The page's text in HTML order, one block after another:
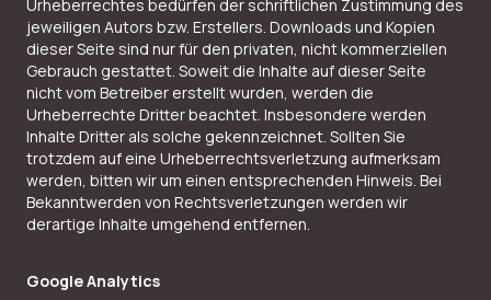
Urheberrechtes bedürfen der schriftlichen Zustimmung des
jeweiligen Autors bzw. Erstellers. Downloads und Kopien
dieser Seite sind nur für den privaten, nicht kommerziellen
Gebrauch gestattet. Soweit die Inhalte auf dieser Seite
nicht vom Betreiber erstellt wurden, werden die
Urheberrechte Dritter beachtet. Insbesondere werden
Inhalte Dritter als solche gekennzeichnet. Sollten Sie
trotzdem auf eine Urheberrechtsverletzung aufmerksam
werden, bitten wir um einen entsprechenden Hinweis. Bei
Bekanntwerden von Rechtsverletzungen werden wir
derartige Inhalte umgehend entfernen.
Google Analytics